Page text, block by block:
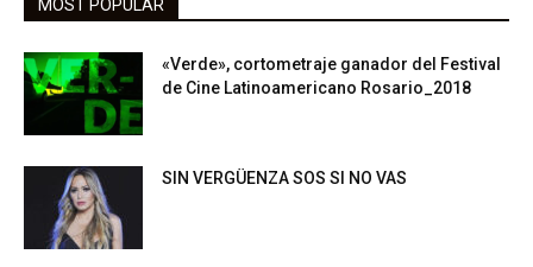
MOST POPULAR
«Verde», cortometraje ganador del Festival
de Cine Latinoamericano Rosario_2018
SIN VERGÜENZA SOS SI NO VAS